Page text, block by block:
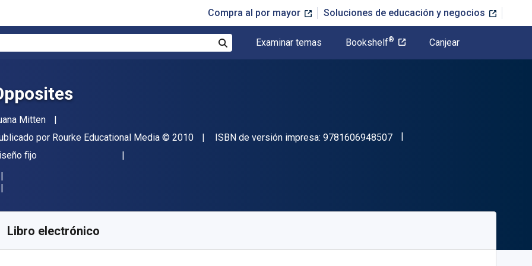
Compra al por mayor Soluciones de educación y negocios
Examinar temas Bookshelf® Canjear
Mitten
por Rourke Educational Media Copyright
© 2010 ISBN de versión impresa: 9781606948507"ISBN-13 9781606948507"
fijo
de referencia:
Libro electrónico